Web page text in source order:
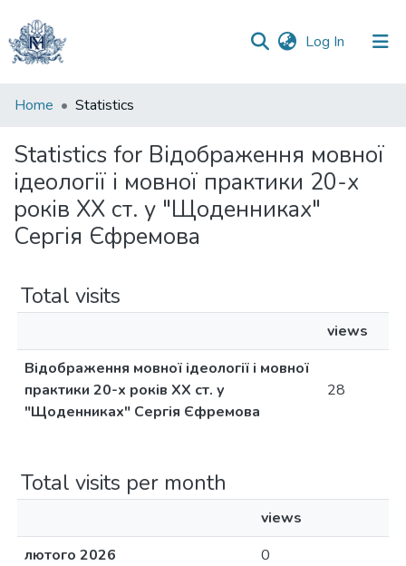
Log In (current)
Communities
Collections
All of DSpace
Home Statistics
Statistics for Відображення мовної
ідеології і мовної практики 20-х
років ХХ ст. у "Щоденниках"
Сергія Єфремова
Total visits
views
Відображення мовної ідеології і мовної
практики 20-х років ХХ ст. у
"Щоденниках" Сергія Єфремова
28
Total visits per month
views
лютого 2026
0